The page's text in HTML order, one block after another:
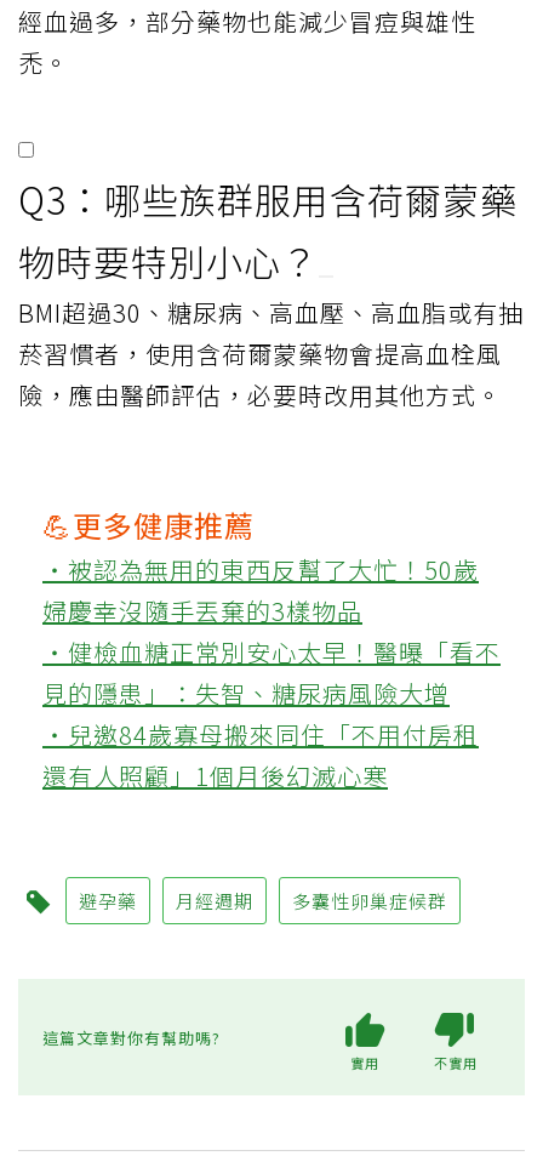
經血過多，部分藥物也能減少冒痘與雄性
禿。
Q3：哪些族群服用含荷爾蒙藥
物時要特別小心？
BMI超過30、糖尿病、高血壓、高血脂或有抽
菸習慣者，使用含荷爾蒙藥物會提高血栓風
險，應由醫師評估，必要時改用其他方式。
💪更多健康推薦
‧被認為無用的東西反幫了大忙！50歲
婦慶幸沒隨手丟棄的3樣物品
‧健檢血糖正常別安心太早！醫曝「看不
見的隱患」：失智、糖尿病風險大增
‧兒邀84歲寡母搬來同住「不用付房租
還有人照顧」1個月後幻滅心寒
避孕藥 月經週期 多囊性卵巢症候群
這篇文章對你有幫助嗎?
實用 不實用